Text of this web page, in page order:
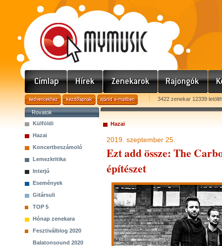
3422 zenekar 12339
Rovatok
Külföldi
Hazai
Koncertbeszámoló
Lemezkritika
Interjú
Események
Gitársuli
TOP 5
Hónap zenekara
Fesztiválblog 2020
Balatonsound 2020
Hazai
2019. szeptember 25.
Ezt add össze: The
építészet